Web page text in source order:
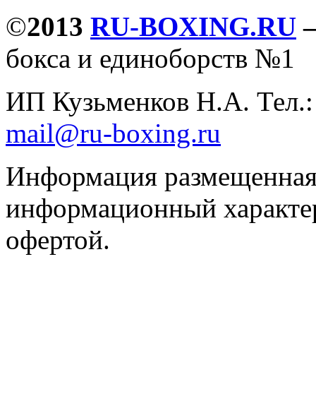
©2013 RU-BOXING.RU
бокса и единоборств №1
ИП Кузьменков Н.А.
mail@ru-boxing.ru
Информация
информационный
офертой.